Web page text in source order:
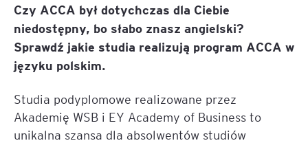
Czy ACCA był dotychczas dla Ciebie
niedostępny, bo słabo znasz angielski?
Sprawdź jakie studia realizują program ACCA w
języku polskim.
Studia podyplomowe realizowane przez
Akademię WSB i EY Academy of Business to
unikalna szansa dla absolwentów studiów